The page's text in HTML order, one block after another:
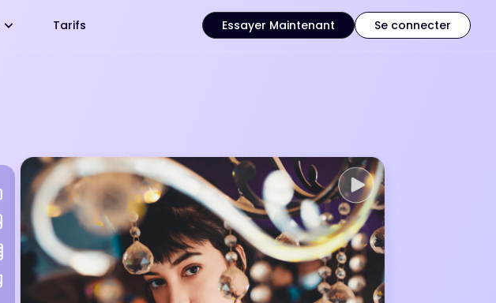
Tarifs Essayer Maintenant Se connecter